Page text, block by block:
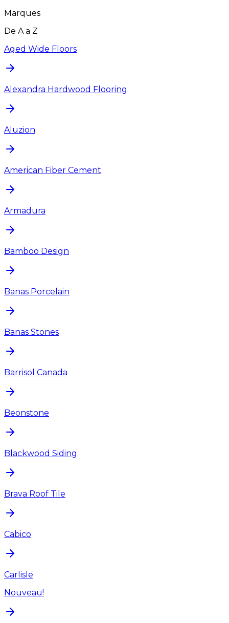
Marques
De A a Z
Aged Wide Floors
Alexandra Hardwood Flooring
Aluzion
American Fiber Cement
Armadura
Bamboo Design
Banas Porcelain
Banas Stones
Barrisol Canada
Beonstone
Blackwood Siding
Brava Roof Tile
Cabico
Carlisle
Nouveau!